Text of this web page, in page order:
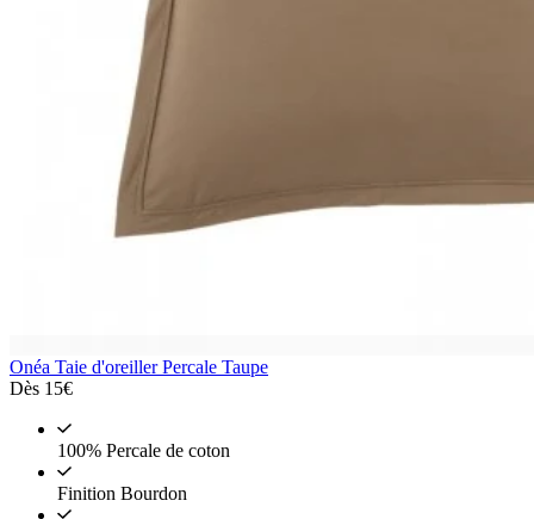
Onéa Taie d'oreiller Percale Taupe
Dès 15€
100% Percale de coton
Finition Bourdon